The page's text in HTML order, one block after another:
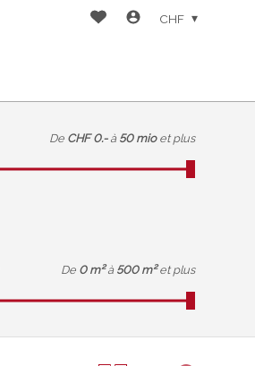
CHF
De CHF 0.- à 50 mio et plus
De 0 m² à 500 m² et plus